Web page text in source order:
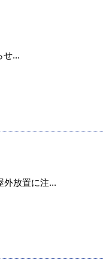
せ...
外放置に注...